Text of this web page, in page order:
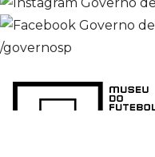
/governosp